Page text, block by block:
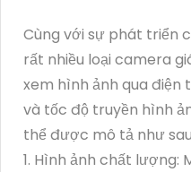
Cùng với sự phát triển
rất nhiều loại camera
xem hình ảnh qua điện
và tốc độ truyền hình
thể được mô tả như
1. Hình ảnh chất lượng: